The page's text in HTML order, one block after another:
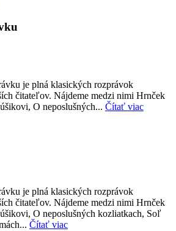
je plná klasických rozprávok
čitateľov. Nájdeme medzi nimi Hrnček
O neposlušných... Čítať viac
je plná klasických rozprávok
čitateľov. Nájdeme medzi nimi Hrnček
O neposlušných kozliatkach, Soľ
Čítať viac